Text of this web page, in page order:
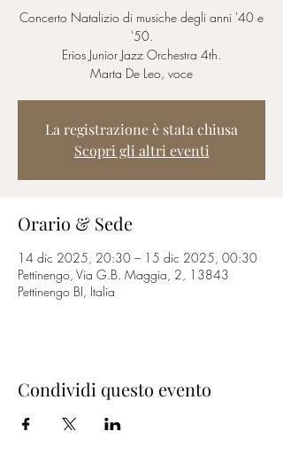
Concerto Natalizio di musiche degli anni '40 e
'50.
Erios Junior Jazz Orchestra 4th.
Marta De Leo, voce
La registrazione è stata chiusa
Scopri gli altri eventi
Orario & Sede
14 dic 2025, 20:30 – 15 dic 2025, 00:30
Pettinengo, Via G.B. Maggia, 2, 13843
Pettinengo BI, Italia
Condividi questo evento